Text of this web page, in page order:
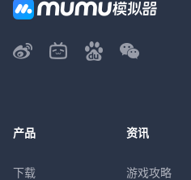
产品
下载
资讯
游戏攻略